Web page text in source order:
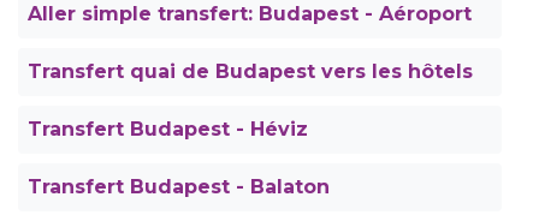
Aller simple transfert: Budapest - Aéroport
Transfert quai de Budapest vers les hôtels
Transfert Budapest - Héviz
Transfert Budapest - Balaton